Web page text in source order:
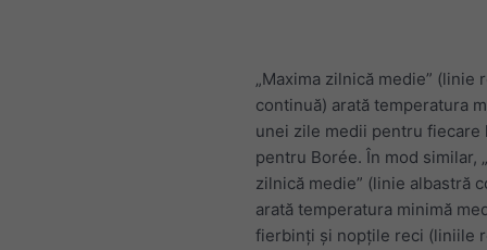
„Maxima zilnică medie” (linie
continuă) arată temperatura
unei zile medii pentru fiecare
pentru Borée. În mod similar,
zilnică medie” (linie albastră
arată temperatura minimă
fierbinți și nopțile reci (liniile